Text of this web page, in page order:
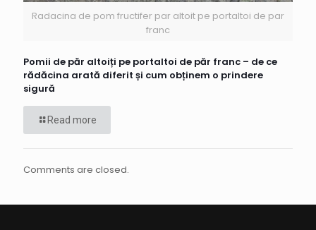
Radacina de pom fructifer par altoit pe portaltoi de par
franc
Pomii de păr altoiți pe portaltoi de păr franc – de ce
rădăcina arată diferit și cum obținem o prindere
sigură
Read more
Comments are closed.